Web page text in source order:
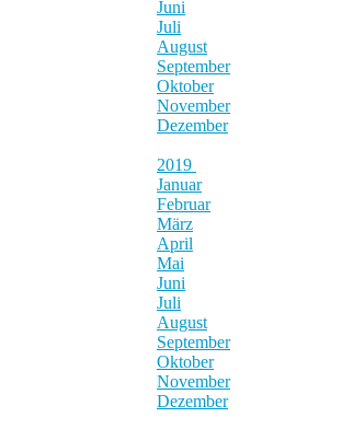
Juni
Juli
August
September
Oktober
November
Dezember
2019
Januar
Februar
März
April
Mai
Juni
Juli
August
September
Oktober
November
Dezember